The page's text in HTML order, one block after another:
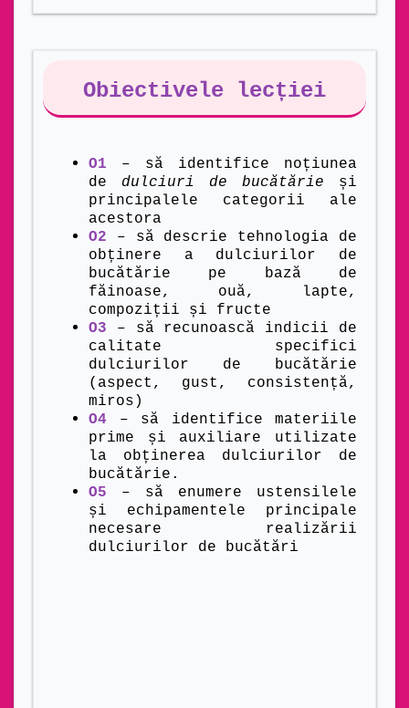
Obiectivele lecției
O1
– să identifice noțiunea
de dulciuri de bucătărie și
principalele categorii ale
acestora
O2
– să descrie tehnologia de
obținere a dulciurilor de
bucătărie pe bază de
făinoase, ouă, lapte,
compoziții și fructe
O3
– să recunoască indicii de
calitate specifici
dulciurilor de bucătărie
(aspect, gust, consistență,
miros)
O4
– să identifice materiile
prime și auxiliare utilizate
la obținerea dulciurilor de
bucătărie.
O5
– să enumere ustensilele
și echipamentele principale
necesare realizării
dulciurilor de bucătări